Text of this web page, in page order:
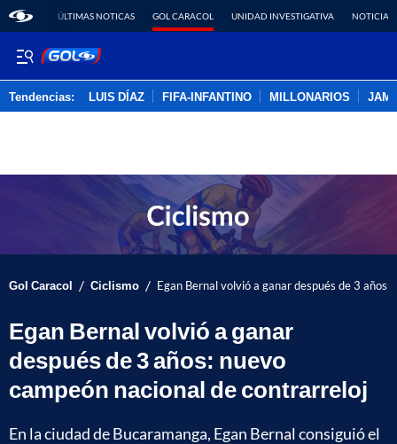
ÚLTIMAS NOTICAS GOL CARACOL UNIDAD INVESTIGATIVA NOTICIAS
Tendencias: LUIS DÍAZ FIFA-INFANTINO MILLONARIOS
Gol Caracol / Ciclismo / Egan Bernal volvió a ganar después de 3
Egan Bernal volvió a ganar
después de 3 años: nuevo
campeón nacional de contrarreloj
En la ciudad de Bucaramanga, Egan Bernal consiguió el